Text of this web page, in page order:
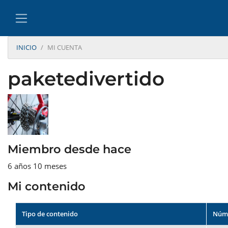
INICIO MI CUENTA
paketedivertido
Miembro desde hace
6 años 10 meses
Mi contenido
Tipo de contenido